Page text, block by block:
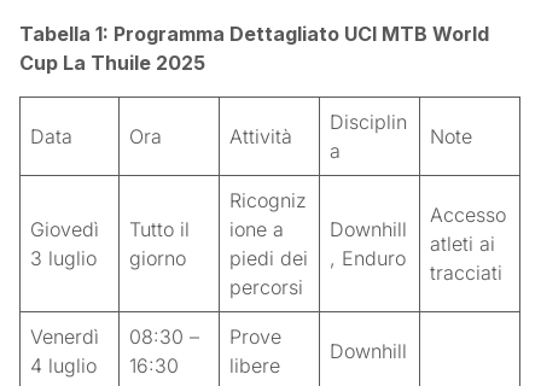
Tabella 1: Programma Dettagliato UCI MTB World
Cup La Thuile 2025
Data Ora Attività
Disciplin
a
Note
Giovedì
3 luglio
Tutto il
giorno
Ricogniz
ione a
piedi dei
percorsi
Downhill
, Enduro
Accesso
atleti ai
tracciati
Venerdì
4 luglio
08:30 –
16:30
Prove
libere
Downhill